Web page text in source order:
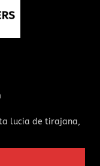
lucia de tirajana,